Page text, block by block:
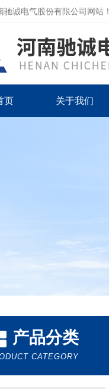
驰诚电气股份有限公司网站！
页 关于我们
产品分类
CATEGORY